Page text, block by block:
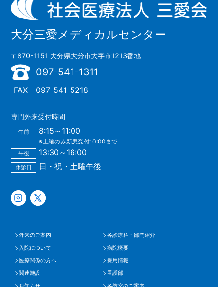
大分三愛メディカルセンター
〒870-1151 大分県大分市大字市1213番地
097-541-1311
FAX 097-541-5218
専門外来受付時間
午前 8:15～11:00
※土曜のみ新患受付10:00まで
午後 13:30～16:00
休診日 日・祝・土曜午後
外来のご案内
各診療科・部門紹介
入院について
病院概要
医療関係の方へ
採用情報
関連施設
看護部